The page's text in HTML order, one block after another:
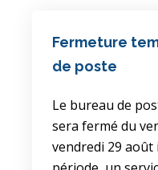
Fermeture
de poste
Le bureau de
sera fermé du
vendredi 29 août